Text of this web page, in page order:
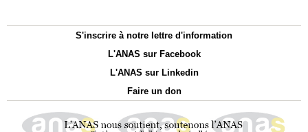
S'inscrire à notre lettre d'information
L'ANAS sur Facebook
L'ANAS sur Linkedin
Faire un don